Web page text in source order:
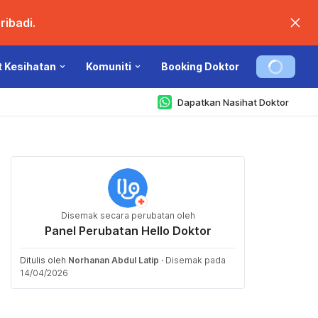
Kesihatan Komuniti Booking Doktor
Dapatkan Nasihat Doktor
Disemak secara perubatan oleh
Panel Perubatan Hello Doktor
Ditulis oleh Norhanan Abdul Latip · Disemak pada
14/04/2026